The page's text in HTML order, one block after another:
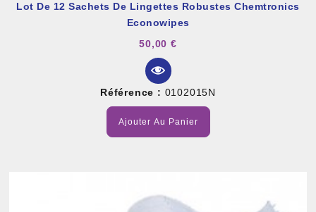
Lot De 12 Sachets De Lingettes Robustes Chemtronics
Econowipes
50,00 €
Référence : 0102015N
Ajouter Au Panier